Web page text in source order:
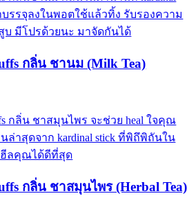
กลิ่น ชานม (Milk Tea)
กลิ่น ชาสมุนไพร (Herbal Tea)